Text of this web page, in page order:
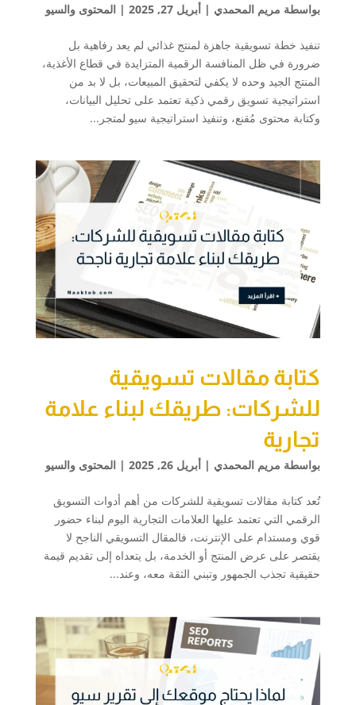
بواسطة مريم المحمدي | أبريل 27, 2025 | المحتوى والسيو
تنفيذ خطة تسويقية جاهزة لمنتج غذائي لم يعد رفاهية بل
ضرورة في ظل المنافسة الرقمية المتزايدة في قطاع الأغذية،
المنتج الجيد وحده لا يكفي لتحقيق المبيعات، بل لا بد من
استراتيجية تسويق رقمي ذكية تعتمد على تحليل البيانات،
وكتابة محتوى مُقنع، وتنفيذ استراتيجية سيو لمتجر...
كتابة مقالات تسويقية
للشركات: طريقك لبناء علامة
تجارية
بواسطة مريم المحمدي | أبريل 26, 2025 | المحتوى والسيو
تُعد كتابة مقالات تسويقية للشركات من أهم أدوات التسويق
الرقمي التي تعتمد عليها العلامات التجارية اليوم لبناء حضور
قوي ومستدام على الإنترنت، فالمقال التسويقي الناجح لا
يقتصر على عرض المنتج أو الخدمة، بل يتعداه إلى تقديم قيمة
حقيقية تجذب الجمهور وتبني الثقة معه، وعند...